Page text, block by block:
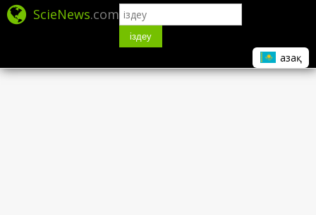
ScieNews.com
іздеу
Қазақ